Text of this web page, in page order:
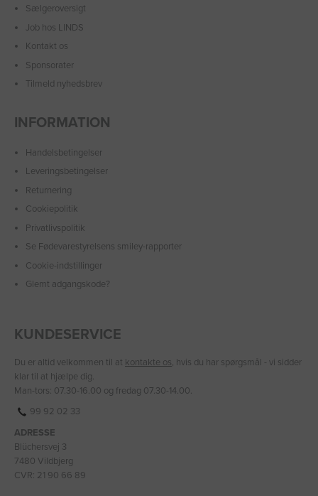
Sælgeroversigt
Job hos LINDS
Kontakt os
Sponsorater
Tilmeld nyhedsbrev
INFORMATION
Handelsbetingelser
Leveringsbetingelser
Returnering
Cookiepolitik
Privatlivspolitik
Se Fødevarestyrelsens smiley-rapporter
Cookie-indstillinger
Glemt adgangskode?
KUNDESERVICE
Du er altid velkommen til at kontakte os, hvis du har spørgsmål - vi sidder
klar til at hjælpe dig.
Man-tors: 07.30-16.00 og fredag 07.30-14.00.
99 92 02 33
ADRESSE
Blüchersvej 3
7480 Vildbjerg
CVR: 21 90 66 89